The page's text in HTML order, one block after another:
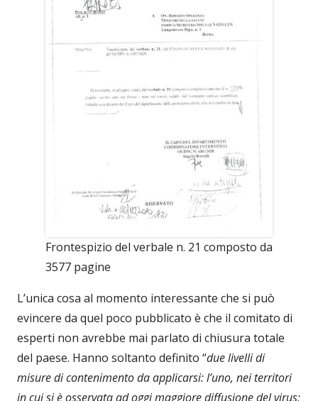
Frontespizio del verbale n. 21 composto da
3577 pagine
L’unica cosa al momento interessante che si può
evincere da quel poco pubblicato è che il comitato di
esperti non avrebbe mai parlato di chiusura totale
del paese. Hanno soltanto definito “due livelli di
misure di contenimento da applicarsi: l’uno, nei territori
in cui si è osservata ad oggi maggiore diffusione del virus;